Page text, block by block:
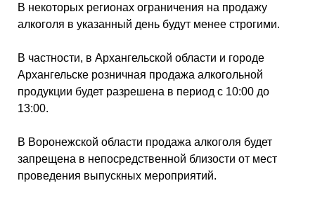
В некоторых регионах ограничения на продажу
алкоголя в указанный день будут менее строгими.
В частности, в Архангельской области и городе
Архангельске розничная продажа алкогольной
продукции будет разрешена в период с 10:00 до
13:00.
В Воронежской области продажа алкоголя будет
запрещена в непосредственной близости от мест
проведения выпускных мероприятий.